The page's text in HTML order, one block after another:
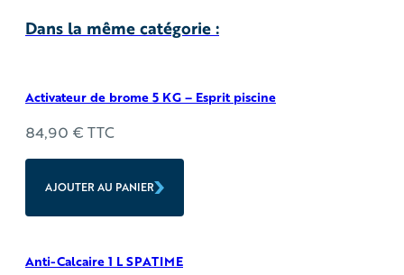
piscine
Dans la même catégorie :
Activateur de brome 5 KG – Esprit piscine
84,90 € TTC
AJOUTER AU PANIER
Anti-Calcaire 1 L SPATIME